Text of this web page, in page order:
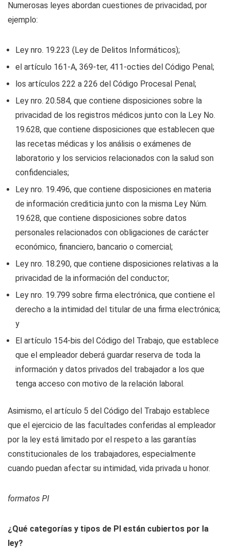
Numerosas leyes abordan cuestiones de privacidad, por
ejemplo:
Ley nro. 19.223 (Ley de Delitos Informáticos);
el artículo 161-A, 369-ter, 411-octies del Código Penal;
los artículos 222 a 226 del Código Procesal Penal;
Ley nro. 20.584, que contiene disposiciones sobre la
privacidad de los registros médicos junto con la Ley No.
19.628, que contiene disposiciones que establecen que
las recetas médicas y los análisis o exámenes de
laboratorio y los servicios relacionados con la salud son
confidenciales;
Ley nro. 19.496, que contiene disposiciones en materia
de información crediticia junto con la misma Ley Núm.
19.628, que contiene disposiciones sobre datos
personales relacionados con obligaciones de carácter
económico, financiero, bancario o comercial;
Ley nro. 18.290, que contiene disposiciones relativas a la
privacidad de la información del conductor;
Ley nro. 19.799 sobre firma electrónica, que contiene el
derecho a la intimidad del titular de una firma electrónica;
y
El artículo 154-bis del Código del Trabajo, que establece
que el empleador deberá guardar reserva de toda la
información y datos privados del trabajador a los que
tenga acceso con motivo de la relación laboral.
Asimismo, el artículo 5 del Código del Trabajo establece
que el ejercicio de las facultades conferidas al empleador
por la ley está limitado por el respeto a las garantías
constitucionales de los trabajadores, especialmente
cuando puedan afectar su intimidad, vida privada u honor.
formatos PI
¿Qué categorías y tipos de PI están cubiertos por la
ley?